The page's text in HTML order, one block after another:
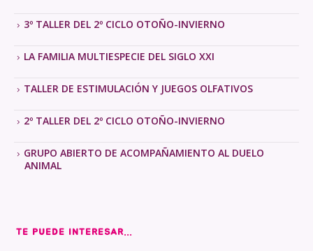
3º TALLER DEL 2º CICLO OTOÑO-INVIERNO
LA FAMILIA MULTIESPECIE DEL SIGLO XXI
TALLER DE ESTIMULACIÓN Y JUEGOS OLFATIVOS
2º TALLER DEL 2º CICLO OTOÑO-INVIERNO
GRUPO ABIERTO DE ACOMPAÑAMIENTO AL DUELO
ANIMAL
TE PUEDE INTERESAR...